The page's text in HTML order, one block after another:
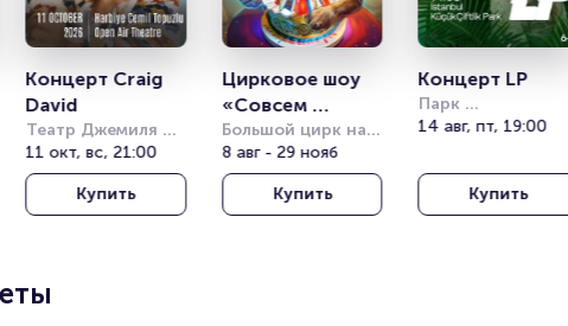
Концерт Craig
David
Театр Джемиля
Топузлу под
открытым небом
(Harbiye Cemil
Topuzlu Open Air
11 окт, вс, 21:00
Купить
Цирковое шоу
«Совсем
большой»
Большой цирк на
проспекте
Вернадского
8 авг - 29 нояб
Купить
Концерт LP
Парк
Кучукчифтлик
14 авг, пт, 19:00
Купить